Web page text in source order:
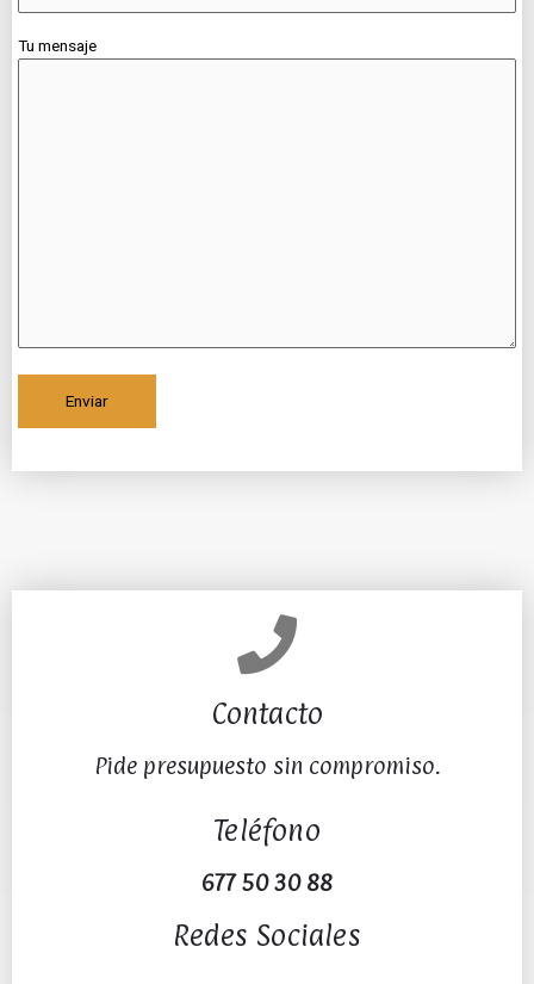
Tu mensaje
Contacto
Pide presupuesto sin compromiso.
Teléfono
677 50 30 88
Redes Sociales